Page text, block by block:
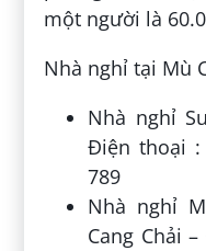
một người là
Nhà nghỉ tại Mù
Nhà nghỉ
Điện thoại :
789
Nhà nghỉ
Cang Chải